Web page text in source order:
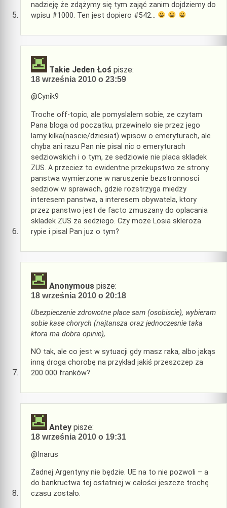
nadzieję że zdążymy się tym zająć zanim dojdziemy do
wpisu #1000. Ten jest dopiero #542…
Takie Jeden Łoś pisze:
18 września 2010 o 23:59
@Cynik9
Troche off-topic, ale pomyslalem sobie, ze czytam
Pana bloga od poczatku, przewinelo sie przez jego
lamy kilka(nascie/dziesiat) wpisow o emeryturach, ale
chyba ani razu Pan nie pisal nic o emeryturach
sedziowskich i o tym, ze sedziowie nie placa skladek
ZUS. A przeciez to ewidentne przekupstwo ze strony
panstwa wymierzone w naruszenie bezstronnosci
sedziow w sprawach, gdzie rozstrzyga miedzy
interesem panstwa, a interesem obywatela, ktory
przez panstwo jest de facto zmuszany do oplacania
skladek ZUS za sedziego. Czy moze Losia skleroza
rypie i pisal Pan juz o tym?
Anonymous pisze:
18 września 2010 o 20:18
Ubezpieczenie zdrowotne place sam (osobiscie), wybieram
sobie kase chorych (najtansza oraz jednoczesnie taka
ktora ma dobra opinie),
NO tak, ale co jest w sytuacji gdy masz raka, albo jakąs
inną droga chorobę na przykład jakiś przeszczep za
200 000 franków?
Antey pisze:
18 września 2010 o 19:31
@Inarus
Żadnej Argentyny nie będzie. UE na to nie pozwoli – a
do bankructwa tej ostatniej w całości jeszcze trochę
czasu zostało.